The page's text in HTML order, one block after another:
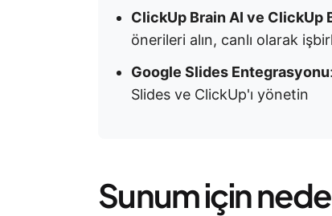
ClickUp Brain AI ve ClickUp
önerileri alın, canlı olarak
Google Slides Entegrasyonu
Slides ve ClickUp'ı yönetin
Sunum için